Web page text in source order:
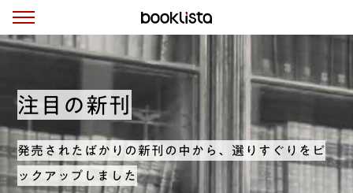
注目の新刊
発売されたばかりの新刊の中から、選りすぐりをピ
ックアップしました